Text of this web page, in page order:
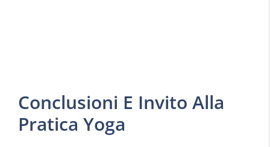
Conclusioni E Invito Alla
Pratica Yoga